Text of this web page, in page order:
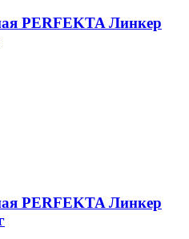
PERFEKTA Линкер
PERFEKTA Линкер